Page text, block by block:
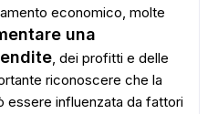
economico, molte
una
, dei profitti e delle
riconoscere che la
essere influenzata da fattori